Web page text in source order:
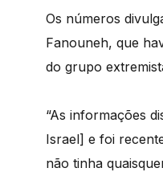
Os números
Fanouneh, que
do grupo
“As informações
Israel] e foi
não tinha